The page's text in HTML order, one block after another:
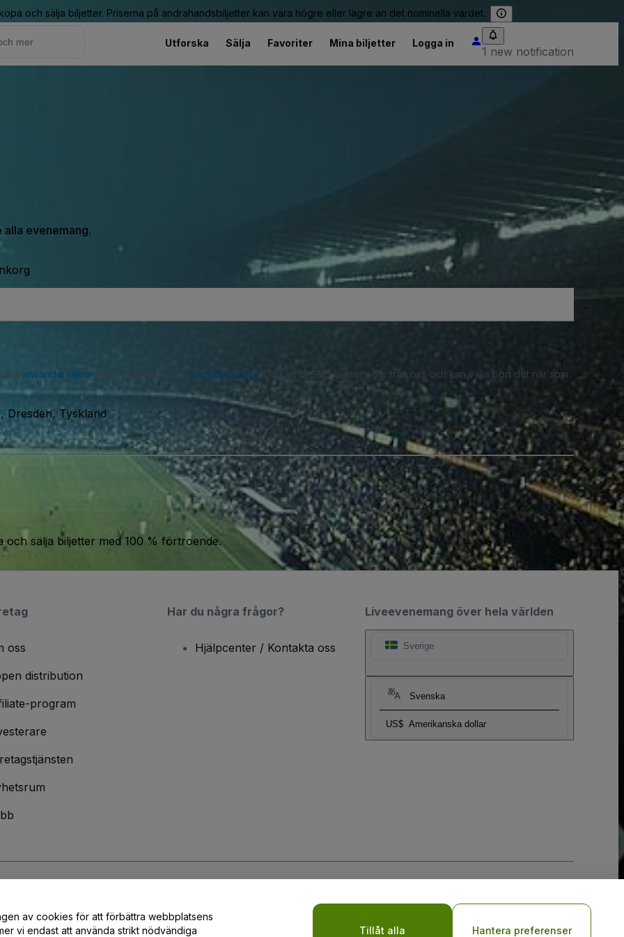
och sälja biljetter. Priserna på andrahandsbiljetter kan vara högre eller lägre än det nominella värdet.
Utforska Sälja Favoriter Mina biljetter Logga in
1 new notification
alla evenemang.
användarvillkoroch accepterar vår integritetspolicy. Du kan få SMS-aviseringar från oss och kan välja bort det när som
helst.
Dresden, Tyskland
sälja biljetter med 100 % förtroende.
Liveevenemang över hela världen
Sverige
Svenska
US$ Amerikanska dollar
oss
distribution
program
Har du några frågor?
Hjälpcenter / Kontakta oss
mobilsekretesspolicy
av cookies för att förbättra webbplatsens
vi endast att använda strikt nödvändiga
Tillåt alla Hantera preferenser